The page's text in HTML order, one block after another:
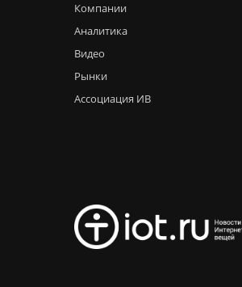
Компании
Аналитика
Видео
Рынки
Ассоциация ИВ